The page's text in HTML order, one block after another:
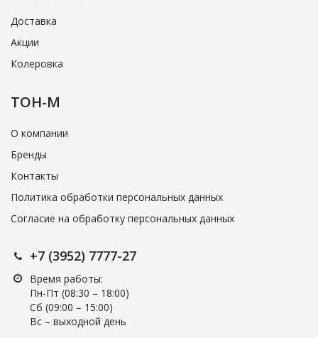
Доставка
Акции
Колеровка
ТОН-М
О компании
Бренды
Контакты
Политика обработки персональных данных
Согласие на обработку персональных данных
+7 (3952) 7777-27
Время работы:
Пн-Пт (08:30 – 18:00)
Cб (09:00 – 15:00)
Вс – выходной день